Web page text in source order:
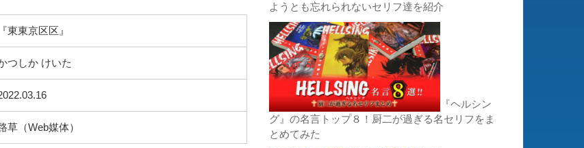
『東東京区区』
つしか けいた
草（Web媒体）
ようとも忘れられないセリフ達を紹介
『ヘルシン
グ』の名言トップ８！厨二が過ぎる名セリフをま
とめてみた